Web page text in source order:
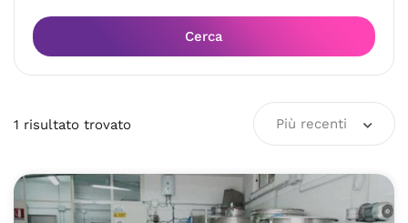
Cerca
1 risultato trovato Più recenti